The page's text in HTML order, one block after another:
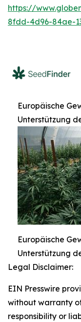
https://
8fdd-4d96-84ae-
Europäische
Unterstützung
Europäische
Unterstützung
Legal Disclaimer:
EIN Presswire
without warranty
responsibility or